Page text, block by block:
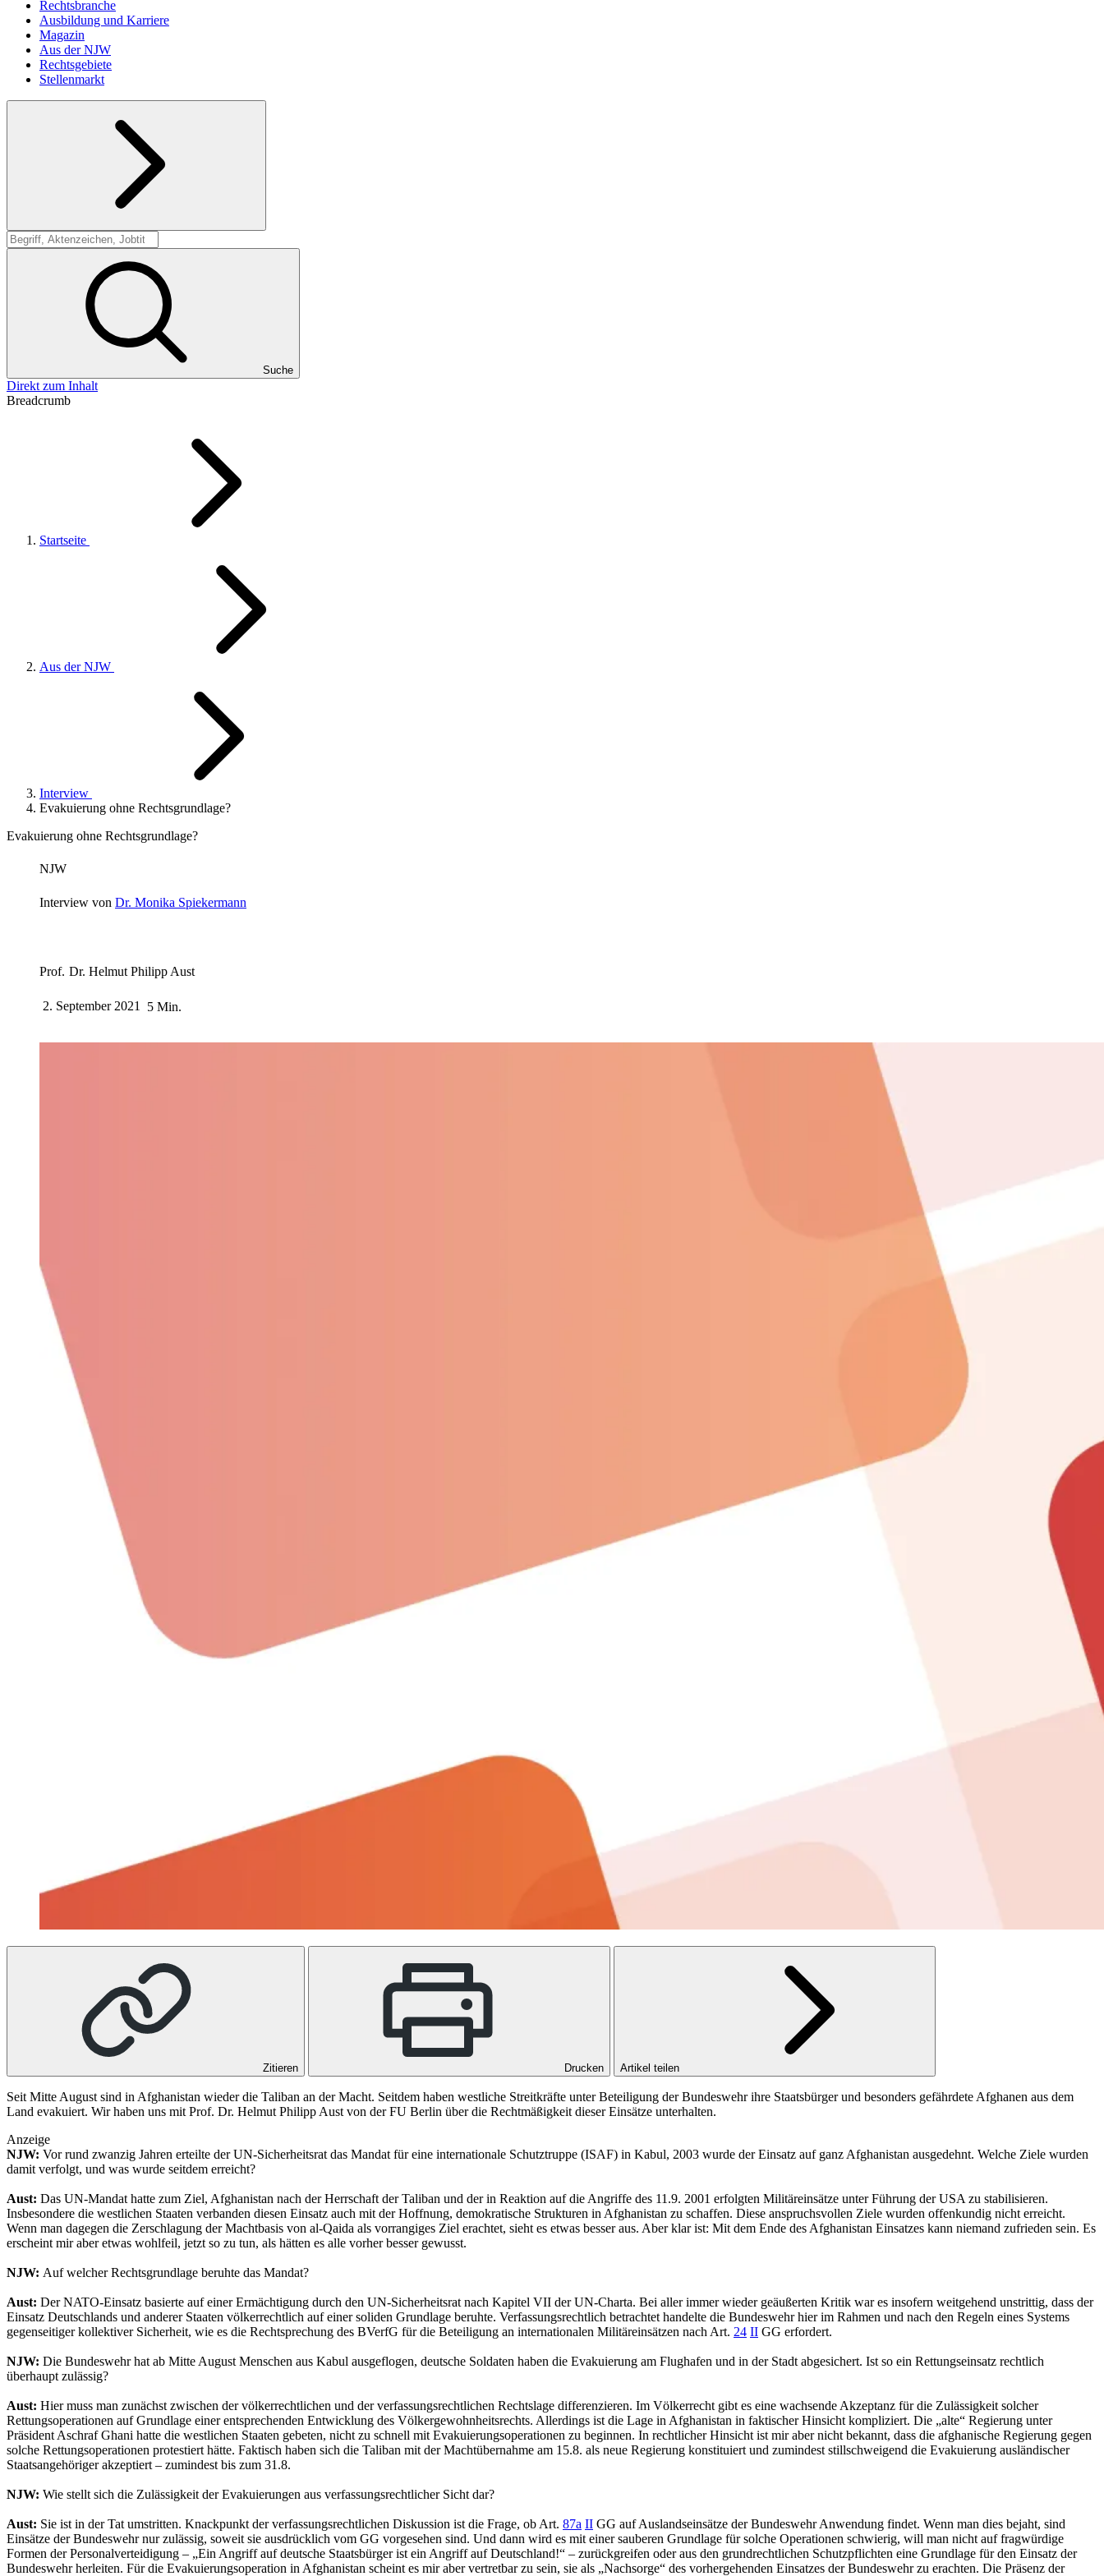
Rechtsbranche
Ausbildung und Karriere
Magazin
Aus der NJW
Rechtsgebiete
Stellenmarkt
Suche
Suche
Direkt zum Inhalt
Breadcrumb
Startseite
Aus der NJW
Interview
Evakuierung ohne Rechtsgrundlage?
Evakuierung ohne Rechtsgrundlage?
NJW
Interview von Dr. Monika Spiekermann
Prof. Dr. Helmut Philipp Aust
2. September 2021 5 Min.
Zitieren Drucken Artikel teilen
Seit Mitte August sind in Afghanistan wieder die Taliban an der Macht. Seitdem haben westliche Streitkräfte unter Beteiligung der Bundeswehr ihre Staatsbürger und besonders gefährdete Afghanen aus dem
Land evakuiert. Wir haben uns mit Prof. Dr. Helmut Philipp Aust von der FU Berlin über die Rechtmäßigkeit dieser Einsätze unterhalten.
Anzeige
NJW: Vor rund zwanzig Jahren erteilte der UN-Sicherheitsrat das Mandat für eine internationale Schutztruppe (ISAF) in Kabul, 2003 wurde der Einsatz auf ganz Afghanistan ausgedehnt. Welche Ziele wurden
damit verfolgt, und was wurde seitdem erreicht?
Aust: Das UN-Mandat hatte zum Ziel, Afghanistan nach der Herrschaft der Taliban und der in Reaktion auf die Angriffe des 11.9. 2001 erfolgten Militäreinsätze unter Führung der USA zu stabilisieren.
Insbesondere die westlichen Staaten verbanden diesen Einsatz auch mit der Hoffnung, demokratische Strukturen in Afghanistan zu schaffen. Diese anspruchsvollen Ziele wurden offenkundig nicht erreicht.
Wenn man dagegen die Zerschlagung der Machtbasis von al-Qaida als vorrangiges Ziel erachtet, sieht es etwas besser aus. Aber klar ist: Mit dem Ende des Afghanistan Einsatzes kann niemand zufrieden sein. Es
erscheint mir aber etwas wohlfeil, jetzt so zu tun, als hätten es alle vorher besser gewusst.
NJW: Auf welcher Rechtsgrundlage beruhte das Mandat?
Aust: Der NATO-Einsatz basierte auf einer Ermächtigung durch den UN-Sicherheitsrat nach Kapitel VII der UN-Charta. Bei aller immer wieder geäußerten Kritik war es insofern weitgehend unstrittig, dass der
Einsatz Deutschlands und anderer Staaten völkerrechtlich auf einer soliden Grundlage beruhte. Verfassungsrechtlich betrachtet handelte die Bundeswehr hier im Rahmen und nach den Regeln eines Systems
gegenseitiger kollektiver Sicherheit, wie es die Rechtsprechung des BVerfG für die Beteiligung an internationalen Militäreinsätzen nachArt. 24 II GG erfordert.
NJW: Die Bundeswehr hat ab Mitte August Menschen aus Kabul ausgeflogen, deutsche Soldaten haben die Evakuierung am Flughafen und in der Stadt abgesichert. Ist so ein Rettungseinsatz rechtlich
überhaupt zulässig?
Aust: Hier muss man zunächst zwischen der völkerrechtlichen und der verfassungsrechtlichen Rechtslage differenzieren. Im Völkerrecht gibt es eine wachsende Akzeptanz für die Zulässigkeit solcher
Rettungsoperationen auf Grundlage einer entsprechenden Entwicklung des Völkergewohnheitsrechts. Allerdings ist die Lage in Afghanistan in faktischer Hinsicht kompliziert. Die „alte“ Regierung unter
Präsident Aschraf Ghani hatte die westlichen Staaten gebeten, nicht zu schnell mit Evakuierungsoperationen zu beginnen. In rechtlicher Hinsicht ist mir aber nicht bekannt, dass die afghanische Regierung gegen
solche Rettungsoperationen protestiert hätte. Faktisch haben sich die Taliban mit der Machtübernahme am 15.8. als neue Regierung konstituiert und zumindest stillschweigend die Evakuierung ausländischer
Staatsangehöriger akzeptiert – zumindest bis zum 31.8.
NJW: Wie stellt sich die Zulässigkeit der Evakuierungen aus verfassungsrechtlicher Sicht dar?
Aust: Sie ist in der Tat umstritten. Knackpunkt der verfassungsrechtlichen Diskussion ist die Frage, obArt. 87a II GG auf Auslandseinsätze der Bundeswehr Anwendung findet. Wenn man dies bejaht, sind
Einsätze der Bundeswehr nur zulässig, soweit sie ausdrücklich vom GG vorgesehen sind. Und dann wird es mit einer sauberen Grundlage für solche Operationen schwierig, will man nicht auf fragwürdige
Formen der Personalverteidigung – „Ein Angriff auf deutsche Staatsbürger ist ein Angriff auf Deutschland!“ – zurückgreifen oder aus den grundrechtlichen Schutzpflichten eine Grundlage für den Einsatz der
Bundeswehr herleiten. Für die Evakuierungsoperation in Afghanistan scheint es mir aber vertretbar zu sein, sie als „Nachsorge“ des vorhergehenden Einsatzes der Bundeswehr zu erachten. Die Präsenz der